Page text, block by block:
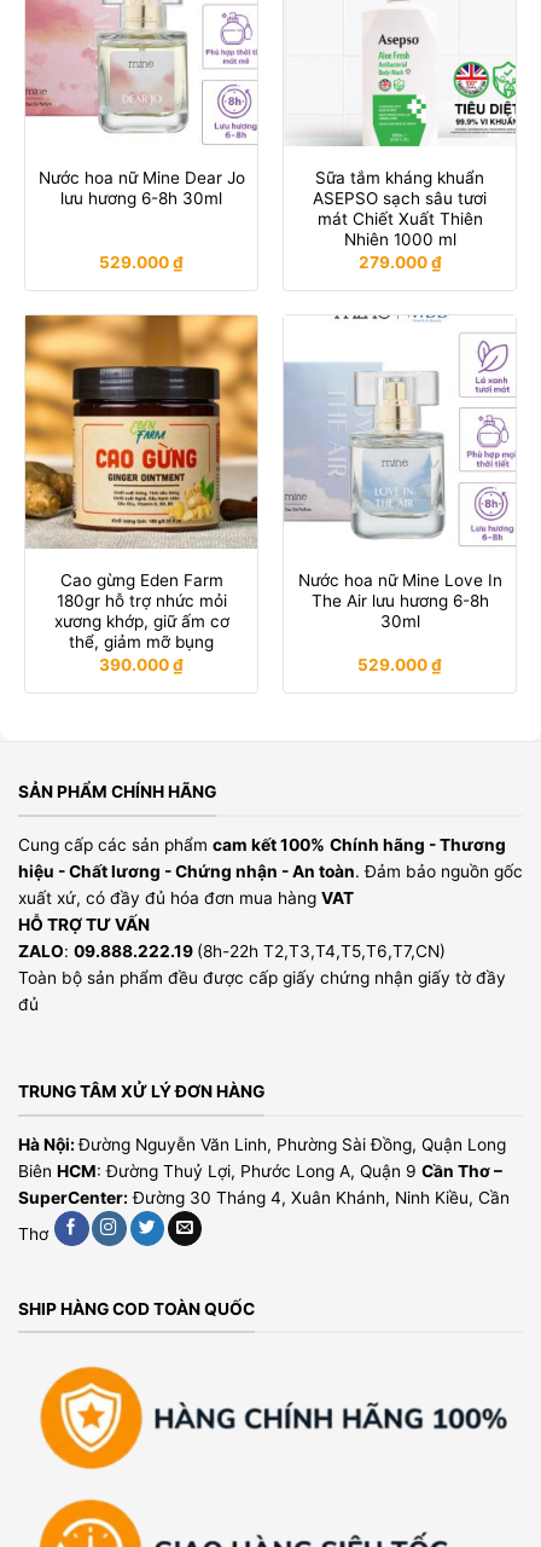
Nước hoa nữ Mine Dear Jo
lưu hương 6-8h 30ml
529.000₫
Sữa tắm kháng khuẩn
ASEPSO sạch sâu tươi
mát Chiết Xuất Thiên
Nhiên 1000 ml
279.000₫
Cao gừng Eden Farm
180gr hỗ trợ nhức mỏi
xương khớp, giữ ấm cơ
thể, giảm mỡ bụng
390.000₫
Nước hoa nữ Mine Love In
The Air lưu hương 6-8h
30ml
529.000₫
SẢN PHẨM CHÍNH HÃNG
Cung cấp các sản phẩm cam kết 100% Chính hãng - Thương
hiệu - Chất lương - Chứng nhận - An toàn. Đảm bảo nguồn gốc
xuất xứ, có đầy đủ hóa đơn mua hàng VAT
HỖ TRỢ TƯ VẤN
ZALO: 09.888.222.19 (8h-22h T2,T3,T4,T5,T6,T7,CN)
Toàn bộ sản phẩm đều được cấp giấy chứng nhận giấy tờ đầy
đủ
TRUNG TÂM XỬ LÝ ĐƠN HÀNG
Hà Nội:Đường Nguyễn Văn Linh, Phường Sài Đồng, Quận Long
Biên HCM: Đường Thuỷ Lợi, Phước Long A, Quận 9 Cần Thơ –
SuperCenter: Đường 30 Tháng 4, Xuân Khánh, Ninh Kiều, Cần
Thơ
SHIP HÀNG COD TOÀN QUỐC